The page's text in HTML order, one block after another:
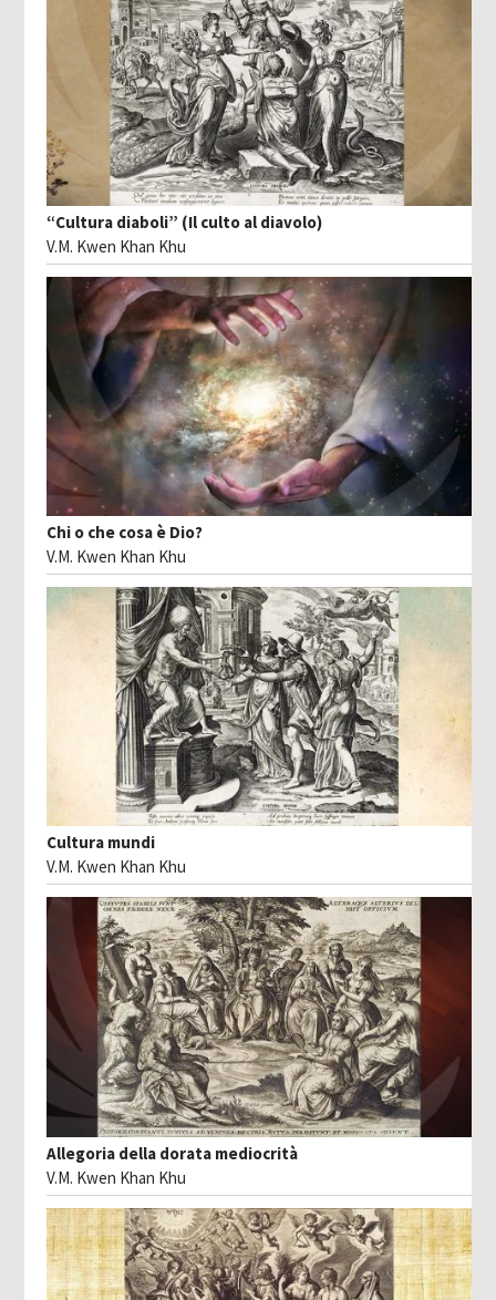
“Cultura diaboli” (Il culto al diavolo)
V.M. Kwen Khan Khu
Chi o che cosa è Dio?
V.M. Kwen Khan Khu
Cultura mundi
V.M. Kwen Khan Khu
Allegoria della dorata mediocrità
V.M. Kwen Khan Khu